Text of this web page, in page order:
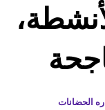
الحضانات